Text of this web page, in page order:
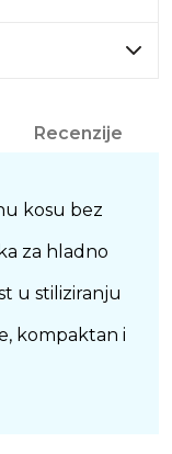
Recenzije
kosu bez
za hladno
u stiliziranju
kompaktan i